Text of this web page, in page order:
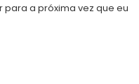
a próxima vez que eu